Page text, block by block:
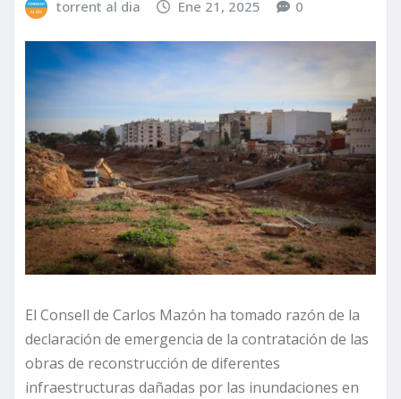
torrent al dia Ene 21, 2025 0
El Consell de Carlos Mazón ha tomado razón de la
declaración de emergencia de la contratación de las
obras de reconstrucción de diferentes
infraestructuras dañadas por las inundaciones en